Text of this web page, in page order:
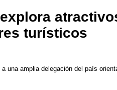
turísticos
una amplia delegación del país